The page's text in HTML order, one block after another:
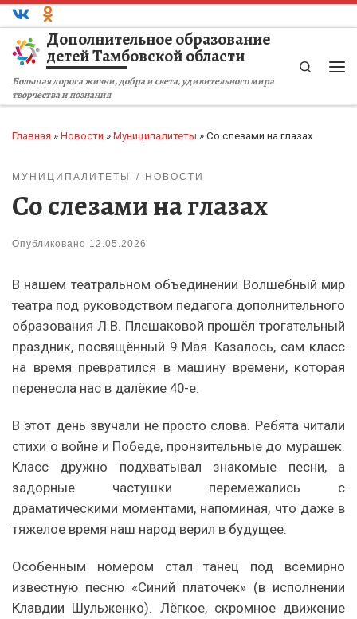
Перейти к содержимому
Дополнительное образование
детей Тамбовской области
Большая дорога жизни, добра и света, удивительного мира
творчества и познания
Search
Главная » Новости » Муниципалитеты » Со слезами на глазах
МУНИЦИПАЛИТЕТЫ НОВОСТИ
Со слезами на глазах
Опубликовано 12.05.2026
В нашем театральном объединении Волшебный мир
театра под руководством педагога дополнительного
образования Л.В. Плешаковой прошёл трогательный
праздник, посвящённый 9 Мая. Казалось, сам класс
на время превратился в машину времени, которая
перенесла нас в далёкие 40-е.
В этот день звучали не просто слова. Ребята читали
стихи о войне и Победе, пронзительные до мурашек.
Класс дружно подхватывал знакомые песни, а
задорные частушки перемежались с
драматическими моментами, напоминая, что даже в
тяжелое время наш народ верил в будущее.
Особенным номером стал танец под всемирно
известную песню «Синий платочек» (в исполнении
Клавдии Шульженко). Лёгкое, скромное движение